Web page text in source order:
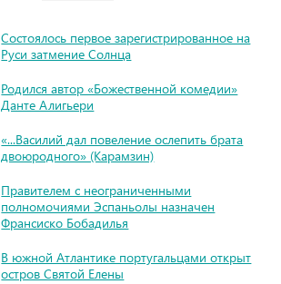
Состоялось первое зарегистрированное на
Руси затмение Солнца
Родился автор «Божественной комедии»
Данте Алигьери
«...Василий дал повеление ослепить брата
двоюродного» (Карамзин)
Правителем с неограниченными
полномочиями Эспаньолы назначен
Франсиско Бобадилья
В южной Атлантике португальцами открыт
остров Святой Елены